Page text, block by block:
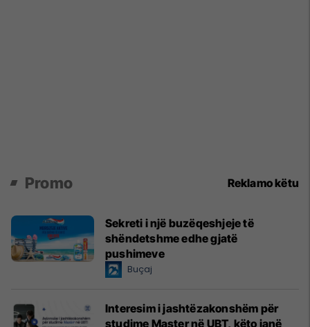
Promo Reklamo këtu
Sekreti i një buzëqeshjeje të
shëndetshme edhe gjatë
pushimeve
Buçaj
Interesim i jashtëzakonshëm për
studime Master në UBT, këto janë